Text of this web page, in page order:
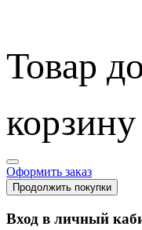
Товар
корзину
Оформить заказ
Продолжить покупки
Вход в личный